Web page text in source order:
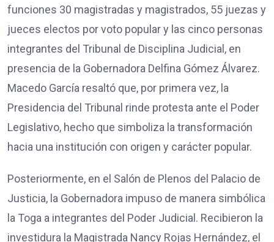
funciones 30 magistradas y magistrados, 55 juezas y
jueces electos por voto popular y las cinco personas
integrantes del Tribunal de Disciplina Judicial, en
presencia de la Gobernadora Delfina Gómez Álvarez.
Macedo García resaltó que, por primera vez, la
Presidencia del Tribunal rinde protesta ante el Poder
Legislativo, hecho que simboliza la transformación
hacia una institución con origen y carácter popular.
Posteriormente, en el Salón de Plenos del Palacio de
Justicia, la Gobernadora impuso de manera simbólica
la Toga a integrantes del Poder Judicial. Recibieron la
investidura la Magistrada Nancy Rojas Hernández, el